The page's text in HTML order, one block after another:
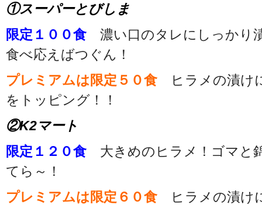
①スーパーとびしま
限定１００食 濃い口のタレにしっかり
食べ応えばつぐん！
プレミアムは限定５０食
ヒラメの漬け
をトッピング！！
②K2マート
限定１２０食 大きめのヒラメ！ゴマと
てら～！
プレミアムは限定６０食 ヒラメの漬け